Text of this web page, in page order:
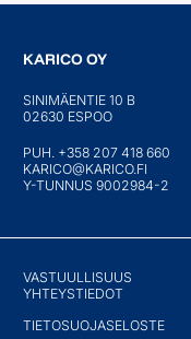
KARICO OY
SINIMÄENTIE 10 B
02630 ESPOO
PUH. +358 207 418 660
KARICO@KARICO.FI
Y-TUNNUS 9002984-2
VASTUULLISUUS
YHTEYSTIEDOT
TIETOSUOJASELOSTE